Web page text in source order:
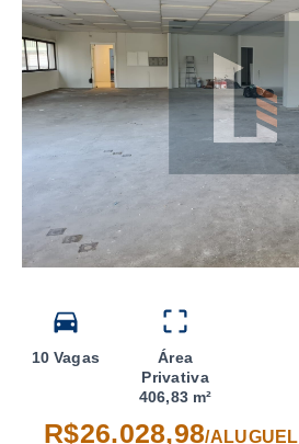
10 Vagas
Área
Privativa
406,83 m²
R$26.028,98/ALUGUEL